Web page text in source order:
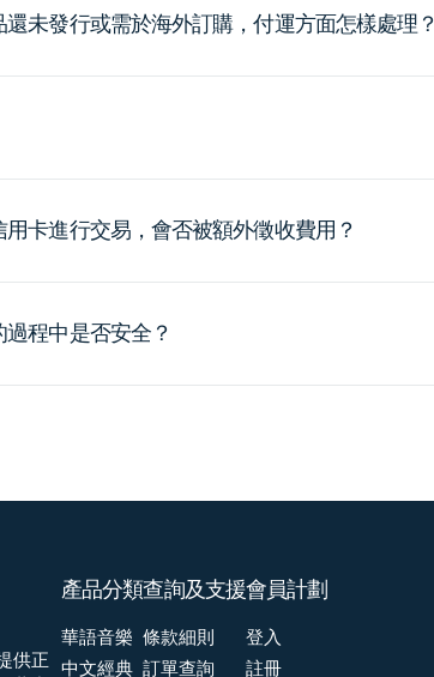
未發行或需於海外訂購，付運方面怎樣處理？
卡進行交易，會否被額外徵收費用？
程中是否安全？
供正
產品分類
華語音樂
中文經典
查詢及支援
條款細則
訂單查詢
會員計劃
登入
註冊